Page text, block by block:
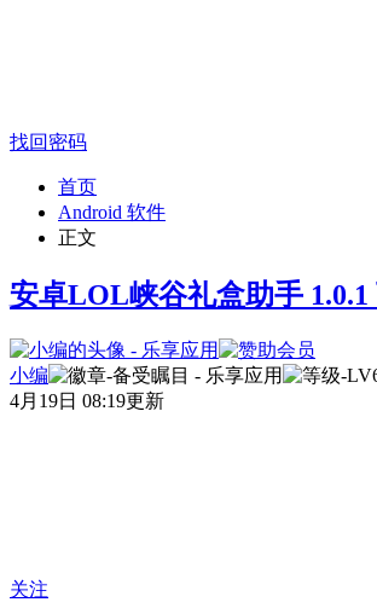
找回密码
首页
Android 软件
正文
安卓LOL峡谷礼盒助手 1.0.1
小编
4月19日 08:19更新
关注